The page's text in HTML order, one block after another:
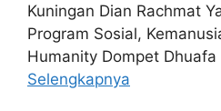
Kuningan Dian Rachmat
Program Sosial,
Humanity Dompet
Selengkapnya